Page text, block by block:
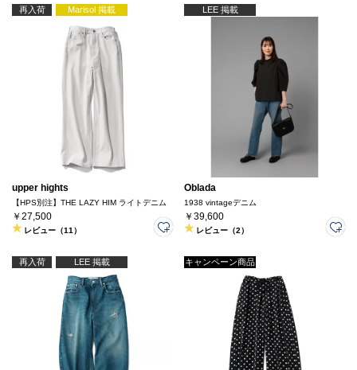
再入荷 Marisol 掲載
upper hights
【HPS別注】THE LAZY HIM ライトデニム
￥27,500
レビュー（11）
LEE 掲載
Oblada
1938 vintageデニム
￥39,600
レビュー（2）
再入荷 LEE 掲載 キャンペーン商品